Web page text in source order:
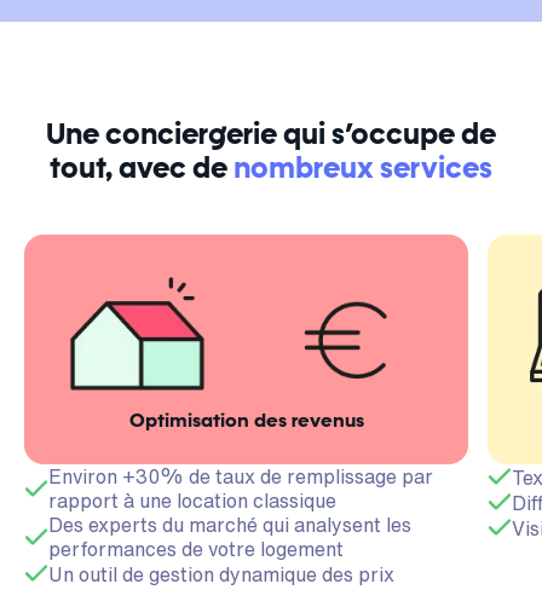
Une conciergerie qui s’occupe de
tout, avec denombreux services
Optimisation des revenus
Environ +30% de taux de remplissage par
rapport à une location classique
Des experts du marché qui analysent les
performances de votre logement
Un outil de gestion dynamique des prix